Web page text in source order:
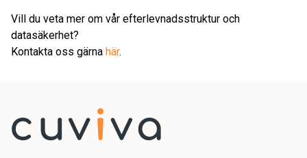
Vill du veta mer om vår efterlevnadsstruktur och
datasäkerhet?
Kontakta oss gärna här.